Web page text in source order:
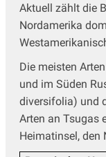
Aktuell zählt die
Nordamerika
Die meisten
und im Süden
diversifolia) und
Arten an Tsugas
Heimatinsel, den